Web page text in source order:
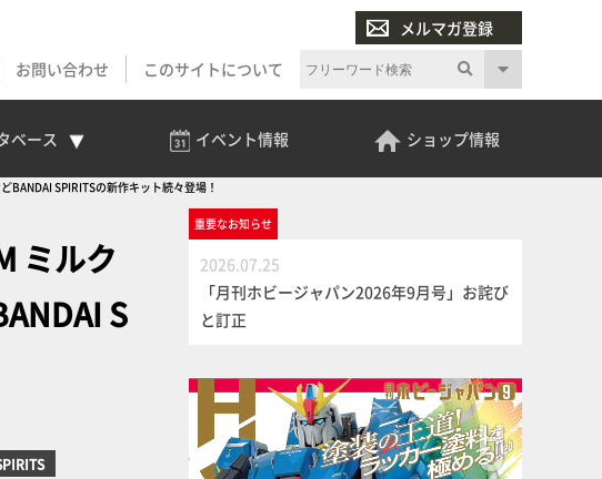
メルマガ登録
お問い合わせ このサイトについて
ベース イベント情報 ショップ情報
BANDAI SPIRITSの新作キット続々登場！
ミルク
S
重要なお知らせ
2026.07.25
「月刊ホビージャパン2026年9月号」お詫び
と訂正